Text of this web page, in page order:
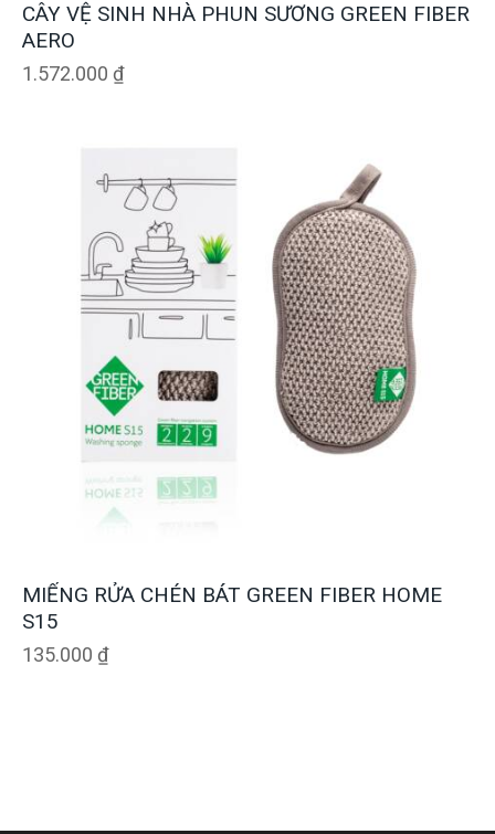
CÂY VỆ SINH NHÀ PHUN SƯƠNG GREEN FIBER
AERO
1.572.000 ₫
MIẾNG RỬA CHÉN BÁT GREEN FIBER HOME
S15
135.000 ₫